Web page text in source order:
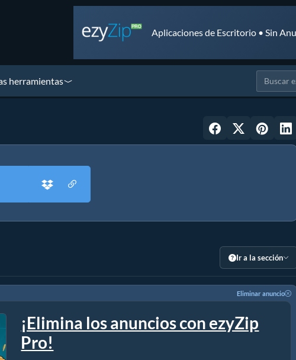
Aplicaciones de Escritorio • Sin
herramientas
Ir a la sección
Eliminar anuncio
¡Elimina los anuncios con ezyZip
Pro!